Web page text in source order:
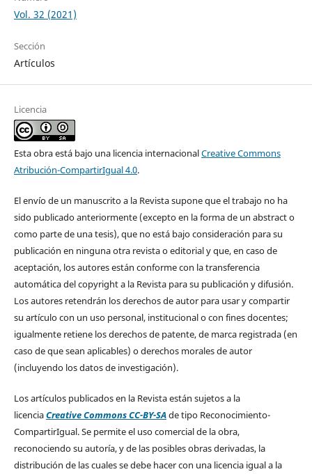
Vol. 32 (2021)
Sección
Artículos
Licencia
Esta obra está bajo una licencia internacionalCreative Commons
Atribución-CompartirIgual 4.0.
El envío de un manuscrito a la Revista supone que el trabajo no ha
sido publicado anteriormente (excepto en la forma de un abstract o
como parte de una tesis), que no está bajo consideración para su
publicación en ninguna otra revista o editorial y que, en caso de
aceptación, los autores están conforme con la transferencia
automática del copyright a la Revista para su publicación y difusión.
Los autores retendrán los derechos de autor para usar y compartir
su artículo con un uso personal, institucional o con fines docentes;
igualmente retiene los derechos de patente, de marca registrada (en
caso de que sean aplicables) o derechos morales de autor
(incluyendo los datos de investigación).
Los artículos publicados en la Revista están sujetos a la
licenciaCreative Commons CC-BY-SAde tipo Reconocimiento-
CompartirIgual. Se permite el uso comercial de la obra,
reconociendo su autoría, y de las posibles obras derivadas, la
distribución de las cuales se debe hacer con una licencia igual a la